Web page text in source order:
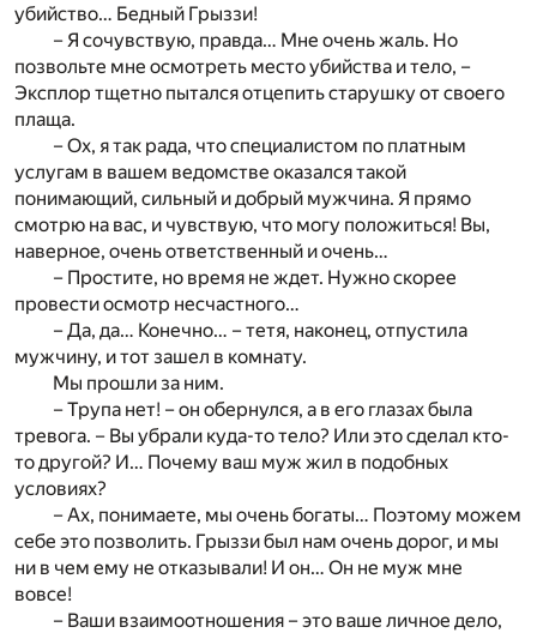
убийство… Бедный Грыззи!
– Я сочувствую, правда… Мне очень жаль. Но
позвольте мне осмотреть место убийства и тело, –
Эксплор тщетно пытался отцепить старушку от своего
плаща.
– Ох, я так рада, что специалистом по платным
услугам в вашем ведомстве оказался такой
понимающий, сильный и добрый мужчина. Я прямо
смотрю на вас, и чувствую, что могу положиться! Вы,
наверное, очень ответственный и очень…
– Простите, но время не ждет. Нужно скорее
провести осмотр несчастного…
– Да, да… Конечно… – тетя, наконец, отпустила
мужчину, и тот зашел в комнату.
Мы прошли за ним.
– Трупа нет! – он обернулся, а в его глазах была
тревога. – Вы убрали куда-то тело? Или это сделал кто-
то другой? И… Почему ваш муж жил в подобных
условиях?
– Ах, понимаете, мы очень богаты… Поэтому можем
себе это позволить. Грыззи был нам очень дорог, и мы
ни в чем ему не отказывали! И он… Он не муж мне
вовсе!
– Ваши взаимоотношения – это ваше личное дело,